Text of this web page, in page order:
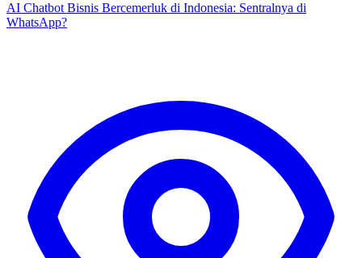
AI Chatbot Bisnis Bercemerluk di Indonesia: Sentralnya di
WhatsApp?